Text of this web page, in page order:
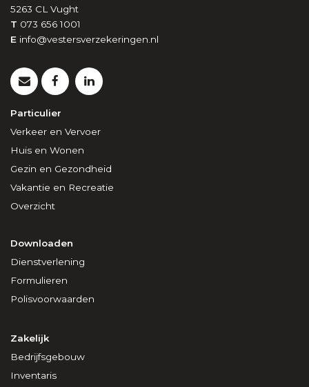
5263 CL Vught
T 073 656 1001
E info@vestersverzekeringen.nl
Particulier
Verkeer en Vervoer
Huis en Wonen
Gezin en Gezondheid
Vakantie en Recreatie
Overzicht
Downloaden
Dienstverlening
Formulieren
Polisvoorwaarden
Zakelijk
Bedrijfsgebouw
Inventaris